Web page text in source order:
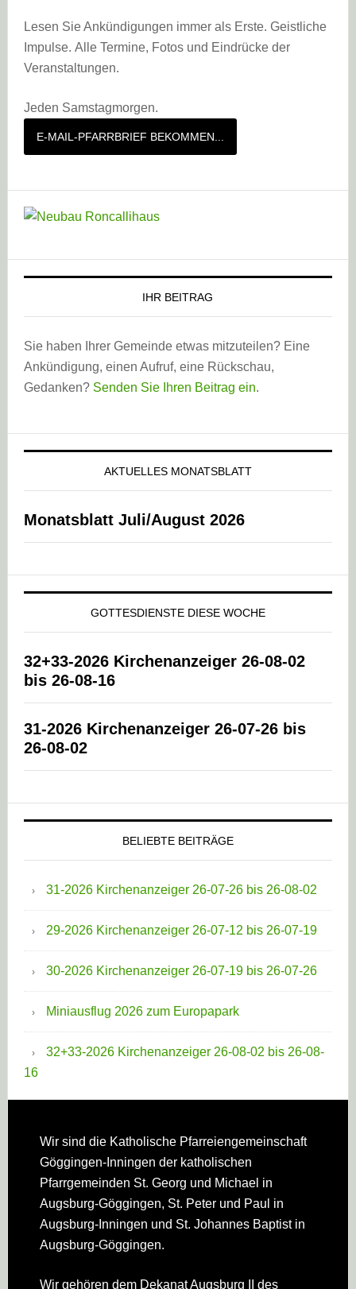
Lesen Sie Ankündigungen immer als Erste. Geistliche
Impulse. Alle Termine, Fotos und Eindrücke der
Veranstaltungen.
Jeden Samstagmorgen.
E-MAIL-PFARRBRIEF BEKOMMEN...
IHR BEITRAG
Sie haben Ihrer Gemeinde etwas mitzuteilen? Eine
Ankündigung, einen Aufruf, eine Rückschau,
Gedanken? Senden Sie Ihren Beitrag ein.
AKTUELLES MONATSBLATT
Monatsblatt Juli/August 2026
GOTTESDIENSTE DIESE WOCHE
32+33-2026 Kirchenanzeiger 26-08-02
bis 26-08-16
31-2026 Kirchenanzeiger 26-07-26 bis
26-08-02
BELIEBTE BEITRÄGE
31-2026 Kirchenanzeiger 26-07-26 bis 26-08-02
29-2026 Kirchenanzeiger 26-07-12 bis 26-07-19
30-2026 Kirchenanzeiger 26-07-19 bis 26-07-26
Miniausflug 2026 zum Europapark
32+33-2026 Kirchenanzeiger 26-08-02 bis 26-08-
16
Footer
Wir sind die Katholische Pfarreien­gemeinschaft
Göggingen-Inningen der katholischen
Pfarrgemeinden St. Georg und Michael in
Augsburg-Göggingen, St. Peter und Paul in
Augsburg-Inningen und St. Johannes Baptist in
Augsburg-Göggingen.
Wir gehören dem Dekanat Augsburg II des